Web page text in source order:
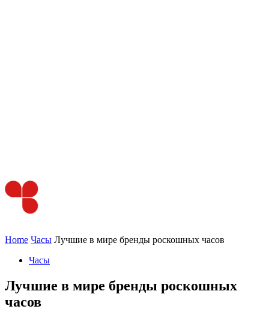
Home Часы Лучшие в мире бренды роскошных часов
Часы
Лучшие в мире бренды роскошных
часов